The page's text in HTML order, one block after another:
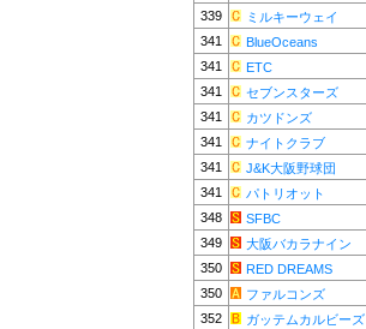
339
ミルキーウェイ
341
BlueOceans
341
ETC
341
セブンスターズ
341
カツドンズ
341
ナイトクラブ
341
J&K大阪野球団
341
パトリオット
348
SFBC
349
大阪バカラナイン
350
RED DREAMS
350
ファルコンズ
352
ガッテムカルビーズ